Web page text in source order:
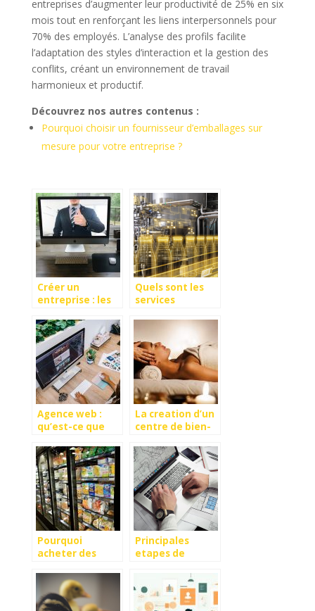
entreprises d’augmenter leur productivité de 25% en six
mois tout en renforçant les liens interpersonnels pour
70% des employés. L’analyse des profils facilite
l’adaptation des styles d’interaction et la gestion des
conflits, créant un environnement de travail
harmonieux et productif.
Découvrez nos autres contenus :
Pourquoi choisir un fournisseur d’emballages sur
mesure pour votre entreprise ?
Créer un
entreprise : les
passer par des
spécialistes
Quels sont les
services
avoir pour faire
de l’agro-
alimentaire ?
Agence web :
qu’est-ce que
elle ?
La creation d’un
centre de bien-
hammam, spa) :
quelle est la
demarche a
suivre ?
Pourquoi
acheter des
frigorifiques en
tant que
professionnel ?
Principales
etapes de